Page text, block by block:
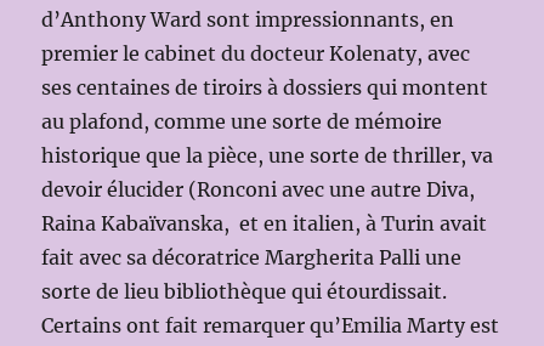
d’Anthony Ward sont impressionnants, en
premier le cabinet du docteur Kolenaty, avec
ses centaines de tiroirs à dossiers qui montent
au plafond, comme une sorte de mémoire
historique que la pièce, une sorte de thriller, va
devoir élucider (Ronconi avec une autre Diva,
Raina Kabaïvanska, et en italien, à Turin avait
fait avec sa décoratrice Margherita Palli une
sorte de lieu bibliothèque qui étourdissait.
Certains ont fait remarquer qu’Emilia Marty est